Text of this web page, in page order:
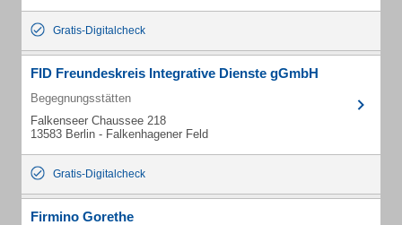
Gratis-Digitalcheck
FID Freundeskreis Integrative Dienste gGmbH
Begegnungsstätten
Falkenseer Chaussee 218
13583 Berlin - Falkenhagener Feld
Gratis-Digitalcheck
Firmino Gorethe